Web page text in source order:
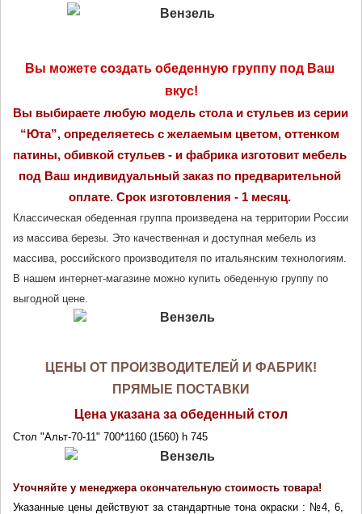
Вы можете создать обеденную группу под Ваш
вкус!
Вы выбираете любую модель стола и стульев из серии
“Юта”, определяетесь с желаемым цветом, оттенком
патины, обивкой стульев - и фабрика изготовит мебель
под Ваш индивидуальный заказ по предварительной
оплате. Срок изготовления - 1 месяц.
Классическая обеденная группа произведена на территории России
из массива березы. Это качественная и доступная мебель из
массива, российского производителя по итальянским технологиям.
В нашем интернет-магазине можно купить обеденную группу по
выгодной цене.
ЦЕНЫ ОТ ПРОИЗВОДИТЕЛЕЙ И ФАБРИК!
ПРЯМЫЕ ПОСТАВКИ
Цена указана за обеденный стол
Стол "Альт-70-11" 700*1160 (1560) h 745
Уточняйте у менеджера окончательную стоимость товара!
Указанные цены действуют за стандартные тона окраски : №4, 6,